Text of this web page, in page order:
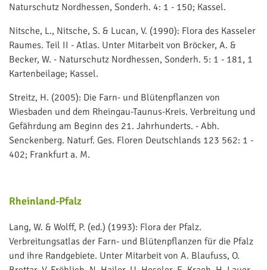
Naturschutz Nordhessen, Sonderh. 4: 1 - 150; Kassel.
Nitsche, L., Nitsche, S. & Lucan, V. (1990): Flora des Kasseler
Raumes. Teil II - Atlas. Unter Mitarbeit von Bröcker, A. &
Becker, W. - Naturschutz Nordhessen, Sonderh. 5: 1 - 181, 1
Kartenbeilage; Kassel.
Streitz, H. (2005): Die Farn- und Blütenpflanzen von
Wiesbaden und dem Rheingau-Taunus-Kreis. Verbreitung und
Gefährdung am Beginn des 21. Jahrhunderts. - Abh.
Senckenberg. Naturf. Ges. Floren Deutschlands 123 562: 1 -
402; Frankfurt a. M.
Rheinland-Pfalz
Lang, W. & Wolff, P. (ed.) (1993): Flora der Pfalz.
Verbreitungsatlas der Farn- und Blütenpflanzen für die Pfalz
und ihre Randgebiete. Unter Mitarbeit von A. Blaufuss, O.